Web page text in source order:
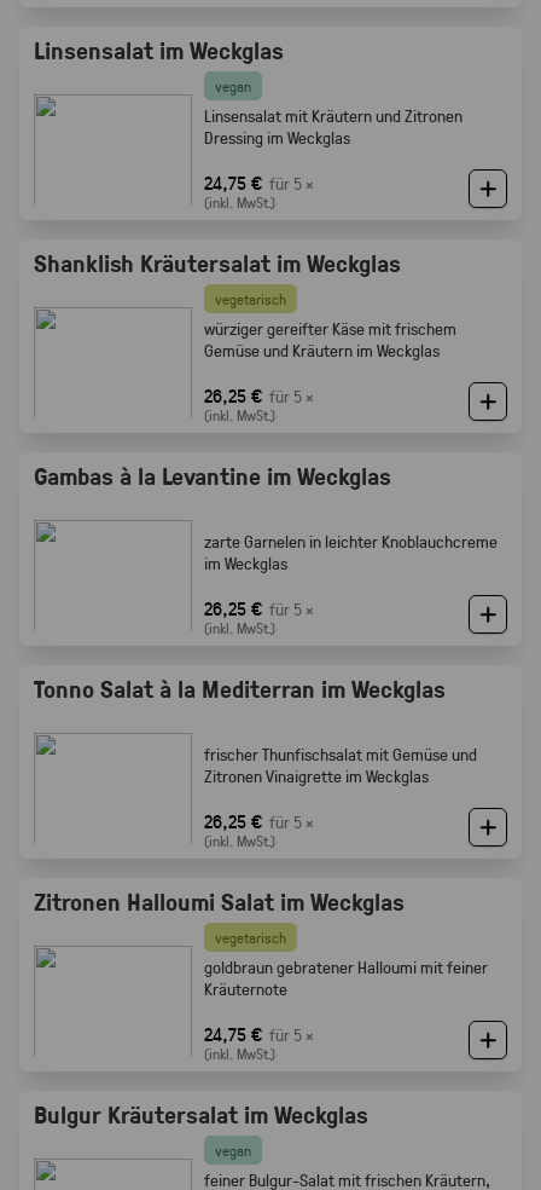
Linsensalat im Weckglas
vegan
Linsensalat mit Kräutern und Zitronen
Dressing im Weckglas
24,75 € für 5 ×
(inkl. MwSt.)
Shanklish Kräutersalat im Weckglas
vegetarisch
würziger gereifter Käse mit frischem
Gemüse und Kräutern im Weckglas
26,25 € für 5 ×
(inkl. MwSt.)
Gambas à la Levantine im Weckglas
zarte Garnelen in leichter Knoblauchcreme
im Weckglas
26,25 € für 5 ×
(inkl. MwSt.)
Tonno Salat à la Mediterran im Weckglas
frischer Thunfischsalat mit Gemüse und
Zitronen Vinaigrette im Weckglas
26,25 € für 5 ×
(inkl. MwSt.)
Zitronen Halloumi Salat im Weckglas
vegetarisch
goldbraun gebratener Halloumi mit feiner
Kräuternote
24,75 € für 5 ×
(inkl. MwSt.)
Bulgur Kräutersalat im Weckglas
vegan
feiner Bulgur-Salat mit frischen Kräutern,